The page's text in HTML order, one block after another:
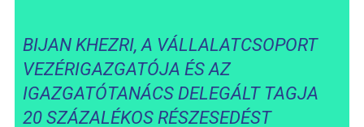
BIJAN KHEZRI, A VÁLLALATCSOPORT
VEZÉRIGAZGATÓJA ÉS AZ
IGAZGATÓTANÁCS DELEGÁLT TAGJA
20 SZÁZALÉKOS RÉSZESEDÉST